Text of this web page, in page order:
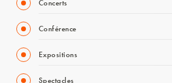
Concerts
Conférence
Expositions
Spectacles